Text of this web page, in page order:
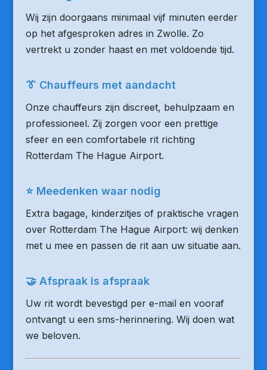
Wij zijn doorgaans minimaal vijf minuten eerder
op het afgesproken adres in Zwolle. Zo
vertrekt u zonder haast en met voldoende tijd.
👔 Chauffeurs met aandacht
Onze chauffeurs zijn discreet, behulpzaam en
professioneel. Zij zorgen voor een prettige
sfeer en een comfortabele rit richting
Rotterdam The Hague Airport.
⭐ Meedenken waar nodig
Extra bagage, kinderzitjes of praktische vragen
over Rotterdam The Hague Airport: wij denken
met u mee en passen de rit aan uw situatie aan.
🤝 Afspraak is afspraak
Uw rit wordt bevestigd per e-mail en vooraf
ontvangt u een sms-herinnering. Wij doen wat
we beloven.